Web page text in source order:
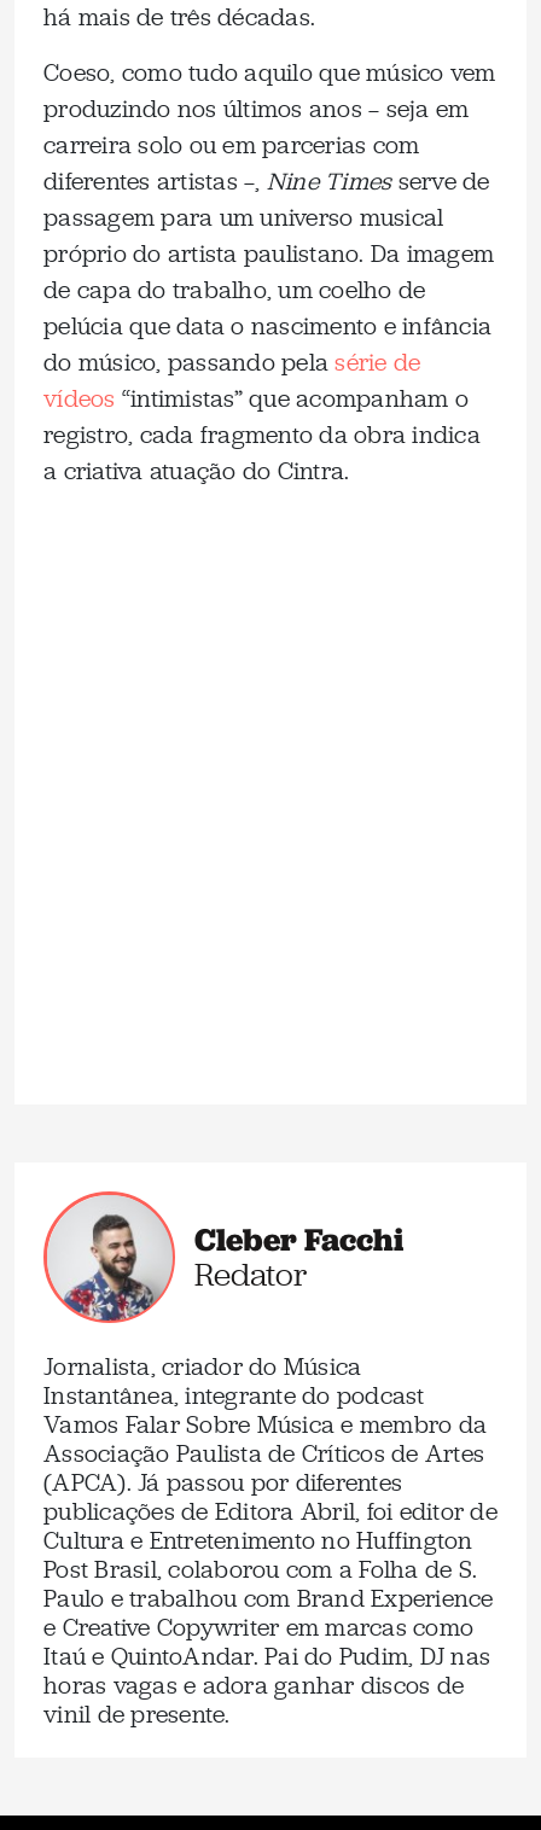
há mais de três décadas.
Coeso, como tudo aquilo que músico vem
produzindo nos últimos anos — seja em
carreira solo ou em parcerias com
diferentes artistas —, Nine Timesserve de
passagem para um universo musical
próprio do artista paulistano. Da imagem
de capa do trabalho, um coelho de
pelúcia que data o nascimento e infância
do músico, passando pelasérie de
vídeos “intimistas” que acompanham o
registro, cada fragmento da obra indica
a criativa atuação do Cintra.
Cleber Facchi
Redator
Jornalista, criador do Música
Instantânea, integrante do podcast
Vamos Falar Sobre Música e membro da
Associação Paulista de Críticos de Artes
(APCA). Já passou por diferentes
publicações de Editora Abril, foi editor de
Cultura e Entretenimento no Huffington
Post Brasil, colaborou com a Folha de S.
Paulo e trabalhou com Brand Experience
e Creative Copywriter em marcas como
Itaú e QuintoAndar. Pai do Pudim, DJ nas
horas vagas e adora ganhar discos de
vinil de presente.